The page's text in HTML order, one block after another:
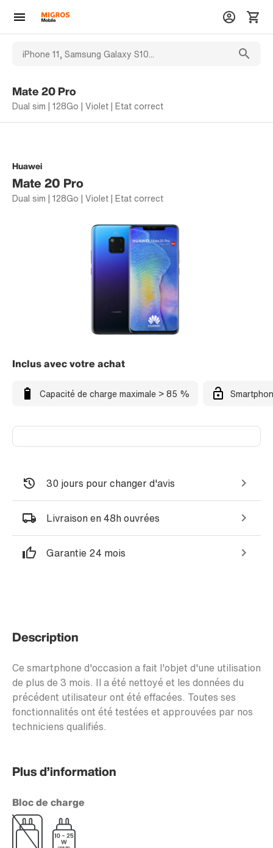
Mate 20 Pro
Dual sim | 128Go | Violet | Etat correct
Huawei
Mate 20 Pro
Dual sim | 128Go | Violet | Etat correct
Inclus avec votre achat
Capacité de charge maximale > 85 %
30 jours pour changer d'avis
Livraison en 48h ouvrées
Garantie 24 mois
Description
Ce smartphone d'occasion a fait l'objet d'une utilisation
de plus de 3 mois. Il a été nettoyé et les données du
précédent utilisateur ont été effacées. Toutes ses
fonctionnalités ont été testées et approuvées par nos
techniciens qualifiés.
Plus d’information
Bloc de charge